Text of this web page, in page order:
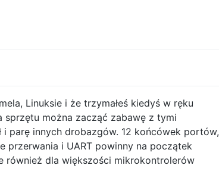
Linuksie i że trzymałeś kiedyś w ręku
sprzętu można zacząć zabawę z tymi
i parę innych drobazgów. 12 końcówek portów,
przerwania i UART powinny na początek
również dla większości mikrokontrolerów